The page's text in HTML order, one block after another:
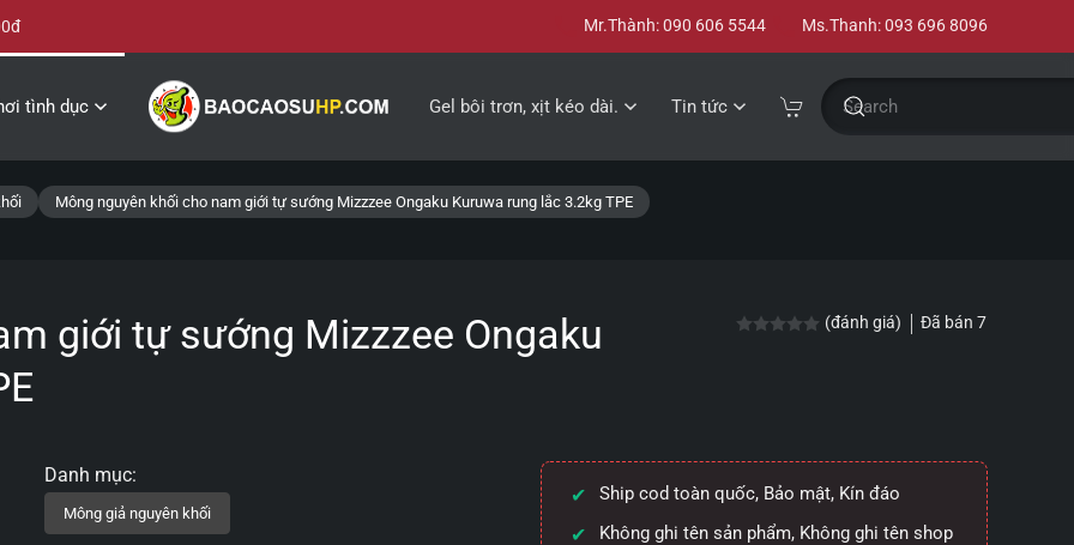
Mr.Thành: 090 606 5544 Ms.Thanh: 093 696 8096
tình dục Gel bôi trơn, xịt kéo dài. Tin tức
Mông nguyên khối cho nam giới tự sướng Mizzzee Ongaku Kuruwa rung lắc 3.2kg TPE
giới tự sướng Mizzzee Ongaku
Được xếp hạng0.05 sao
(đánh giá) Đã bán7
Ship cod toàn quốc, Bảo mật, Kín đáo
Không ghi tên sản phẩm, Không ghi tên shop